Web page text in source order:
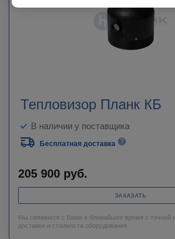
Тепловизор Планк КБ
В наличии у поставщика
Бесплатная доставка
205 900 руб.
ЗАКАЗАТЬ
Мы свяжемся с Вами в ближайшее время с точной
доставки и стоимости оборудования.